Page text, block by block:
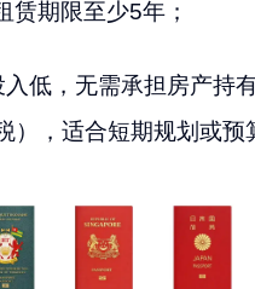
赁期限至少5年；
低，无需承担房产持
），适合短期规划或预